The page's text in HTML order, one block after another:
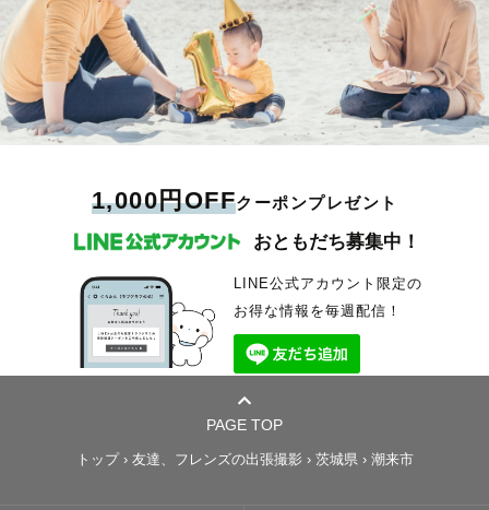
1,000円OFFクーポンプレゼント
おともだち募集中！
LINE公式アカウント限定の
お得な情報を毎週配信！
PAGE TOP
トップ› 友達、フレンズの出張撮影 › 茨城県› 潮来市